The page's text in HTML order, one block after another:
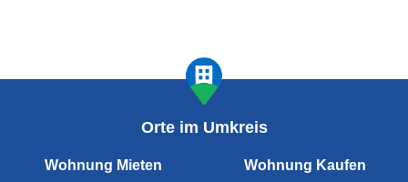
Orte im Umkreis
Wohnung Mieten Wohnung Kaufen